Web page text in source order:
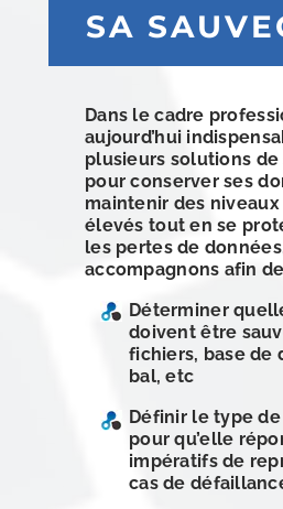
SA
Dans le cadre
aujourd’hui
plusieurs solutions de
pour conserver ses
maintenir des
élevés tout en se
les pertes de
accompagnons afin
Déterminer
doivent être
fichiers, base de
bal, etc
Définir le type
pour qu’elle
impératifs de
cas de